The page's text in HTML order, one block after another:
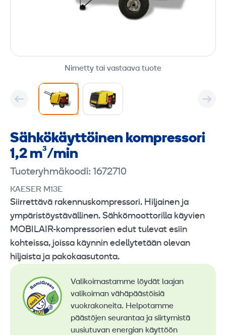
Nimetty tai vastaava tuote
Sähkö­käyttöinen kompressori
1,2 m³/min
Tuoteryhmäkoodi: 1672710
KAESER M13E
Siirrettävä rakennuskompressori. Hiljainen ja
ympäristöystävällinen. Sähkömoottorilla käyvien
MOBILAIR-kompressorien edut tulevat esiin
kohteissa, joissa käynnin edellytetään olevan
hiljaista ja pakokaasutonta.
Valikoimastamme löydät laajan
valikoiman vähäpäästöisiä
vuokrakoneita. Helpotamme
päästöjen seurantaa ja siirtymistä
uusiutuvan energian käyttöön